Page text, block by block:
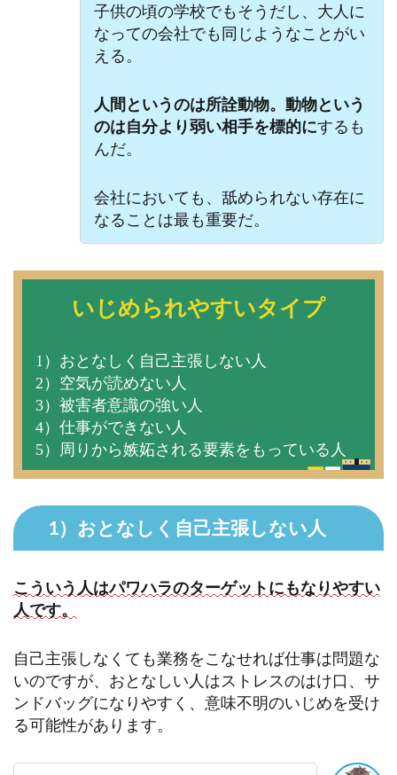
子供の頃の学校でもそうだし、大人に
なっての会社でも同じようなことがい
える。
人間というのは所詮動物。動物という
のは自分より弱い相手を標的にするも
んだ。
会社においても、舐められない存在に
なることは最も重要だ。
いじめられやすいタイプ
1）おとなしく自己主張しない人
2）空気が読めない人
3）被害者意識の強い人
4）仕事ができない人
5）周りから嫉妬される要素をもっている人
1）おとなしく自己主張しない人
こういう人はパワハラのターゲットにもなりやすい
人です。
自己主張しなくても業務をこなせれば仕事は問題な
いのですが、おとなしい人はストレスのはけ口、サ
ンドバッグになりやすく、意味不明のいじめを受け
る可能性があります。